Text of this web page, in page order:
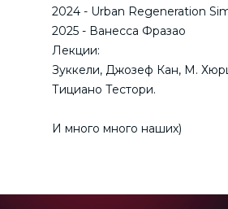
2024 - Urban Regeneration
2025 - Ванесса Фразао
Лекции:
Зуккели, Джозеф Кан, М.
Тициано Тестори.
И много много наших)